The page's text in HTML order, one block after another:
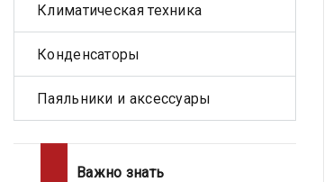
Климатическая техника
Конденсаторы
Паяльники и аксессуары
Важно знать